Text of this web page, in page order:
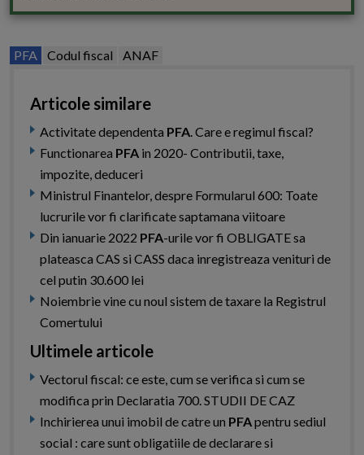
PFA Codul fiscal ANAF
Articole similare
Activitate dependenta PFA. Care e regimul fiscal?
Functionarea PFA in 2020- Contributii, taxe,
impozite, deduceri
Ministrul Finantelor, despre Formularul 600: Toate
lucrurile vor fi clarificate saptamana viitoare
Din ianuarie 2022 PFA-urile vor fi OBLIGATE sa
plateasca CAS si CASS daca inregistreaza venituri de
cel putin 30.600 lei
Noiembrie vine cu noul sistem de taxare la Registrul
Comertului
Ultimele articole
Vectorul fiscal: ce este, cum se verifica si cum se
modifica prin Declaratia 700. STUDII DE CAZ
Inchirierea unui imobil de catre un PFApentru sediul
social : care sunt obligatiile de declarare si